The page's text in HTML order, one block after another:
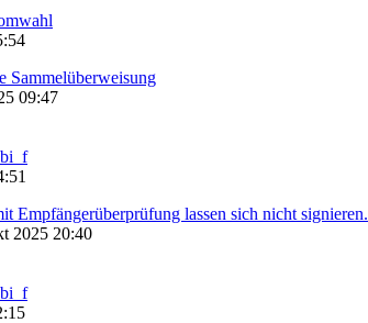
09:47
Empfängerüberprüfung lassen sich nicht signieren.
2025 20:40